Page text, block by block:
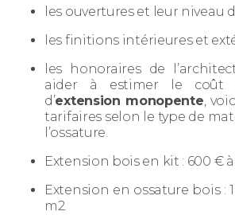
les ouvertures et leur niveau
les finitions intérieures et
les honoraires de
aider à estimer le coût
d’extension monopente ,
tarifaires selon le type de
l’ossature.
Extension bois en kit : 600 € à
Extension en ossature bois :
m2.